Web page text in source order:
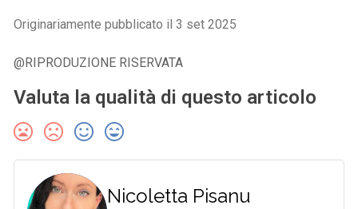
Originariamente pubblicato il 3 set 2025
@RIPRODUZIONE RISERVATA
Valuta la qualità di questo articolo
Nicoletta Pisanu